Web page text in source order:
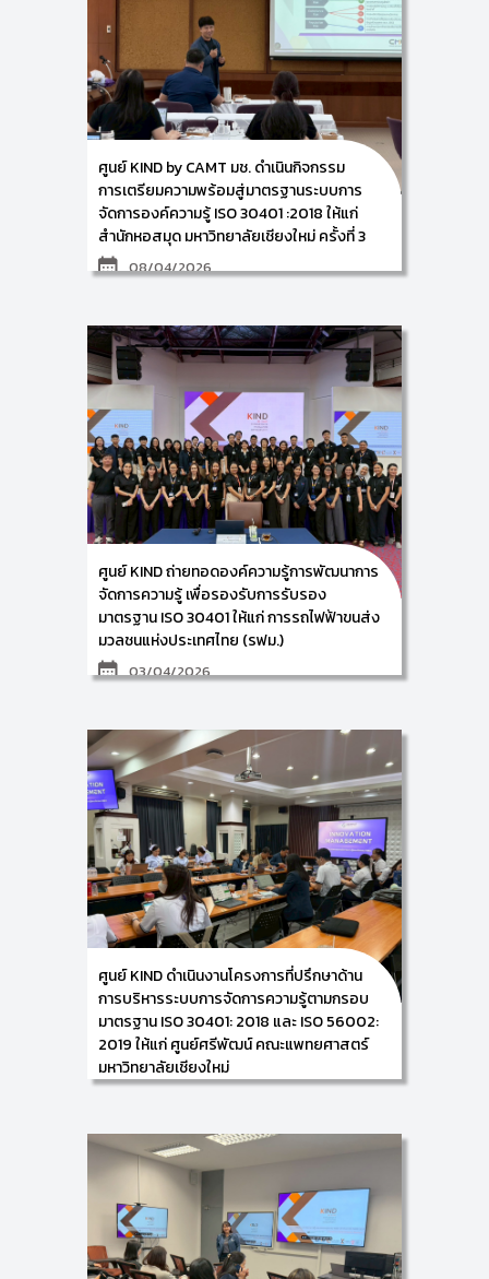
ศูนย์ KIND by CAMT มช. ดำเนินกิจกรรม
การเตรียมความพร้อมสู่มาตรฐานระบบการ
จัดการองค์ความรู้ ISO 30401 :2018 ให้แก่
สำนักหอสมุด มหาวิทยาลัยเชียงใหม่ ครั้งที่ 3
08/04/2026
วิทยาลัยศิลปะ สื่อ และเทคโนโลยี มหาวิทยาลัยเชียงใหม่ นำ
โดยผู้ช่วยศาสตราจารย์ ดร.จิรพัฒน์
วานิชวัฒนโกศล และคณะทำงาน ดำเนินกิจกรรมการเตรี
ยมความพร้อมสู่มาตรฐานระบบการจัดการองค์ความรู้ ISO
30401 :2018 ภายใต้โครงการพัฒนากระบวนการจัดการ
องค์ความรู้ของสำนักหอสมุดสู่มาตรฐานสากล ให้แก่ ผู้
บริหารและบุคลากรตัวแทนจากส่วนงานที่ร่วมขับเคลื่อนการ
จัดการความรู้ของสำนักหอสมุด มหาวิทยาลัยเชียงใหม่ ณ
ห้องประชุม 1 ชั้น 5 สำนักหอสมุด มหาวิทยาลัยเชียงใหม่ ใน
วันพุธที่ 8 เมษายน 2569 ซึ่งการจัดกิจกรรมครั้งนี้ จะ
เป็นการฝึกอบรมเชิงปฏิบัติการ ในหัวข้อเรื่อง การวิเคราะห์
องค์กรและการวิเคราะห์ความเสี่ยงขององค์กร (ครั้งที่ 2)
เป็นการวิเคราะห์ความเสี่ยงขององค์กร และแผนปฏิบัติงาน
ด้านการจัดการความรู้ (KM Action Plan) โดยมีผู้ร่วม
กิจกรรมจำนวน 20 ท่าน
ศูนย์ KIND ถ่ายทอดองค์ความรู้การพัฒนาการ
จัดการความรู้ เพื่อรองรับการรับรอง
มาตรฐาน ISO 30401 ให้แก่ การรถไฟฟ้าขนส่ง
มวลชนแห่งประเทศไทย (รฟม.)
03/04/2026
สื่อ และเทคโนโลยี มหาวิทยาลัยเชียงใหม่ นำโดยผู้ช่วย
ศาสตราจารย์ ดร.อัจฉรา คำอักษร ผู้ปฏิบัติหน้าที่ช่วย
คณบดี ด้านการพัฒนาองค์ความรู้และนวัตกรรม/ หัวหน้า
ศูนย์การพัฒนาองค์ความรู้และนวัตกรรม (Knowledge
and Innovation Development: KIND) พร้อมด้วยคณะ
ทำงาน ดำเนินการจัดอบรมเชิงปฏิบัติการ
ภายใต้โครงการการพัฒนาการจัดการความรู้เพื่อรองรับ
การรับรองมาตรฐาน ISO 30401 ให้แก่ ผู้บริหารและ
บุคลากรตัวแทนจากส่วนงานที่ร่วมขับเคลื่อนการจัดการ
ความรู้ของการรถไฟฟ้าขนส่งมวลชนแห่งประเทศไทย
ระหว่างวันที่ 2-3 เมษายน 2569 ณ การรถไฟฟ้าขนส่ง
มวลชนแห่งประเทศไทย (รฟม.) กรุงเทพมหานคร
ซึ่งการจัดกิจกรรมครั้งนี้ จะเป็นการฝึกอบรมเชิงปฏิบัติ
พร้อมก่อนการตรวจประเมินเพื่อขอคำรับรอง และการ
ตรวจประเมินภายในตามกรอบมาตรฐาน ISO 30401:
2018 โดยมีผู้ร่วมกิจกรรมจำนวน 37 ท่าน
ศูนย์ KIND ดำเนินงานโครงการที่ปรึกษาด้าน
การบริหารระบบการจัดการความรู้ตามกรอบ
มาตรฐาน ISO 30401: 2018 และ ISO 56002:
2019 ให้แก่ ศูนย์ศรีพัฒน์ คณะแพทยศาสตร์
มหาวิทยาลัยเชียงใหม่
ดร.อัจฉรา คำอักษร ผู้ปฏิบัติหน้าที่ช่วยคณบดีด้านการ
พัฒนาองค์ความรู้และนวัตกรรม/ หัวหน้าศูนย์การพัฒนา
องค์ความรู้และนวัตกรรม (Knowledge and Innovation
Development: KIND) พร้อมด้วยผู้ช่วยศาสตราจารย์
ดร.เฉลิมพล คงจิตต์ ผู้ช่วยศาสตราจารย์
ดร.อัครพล นิมมลรัตน์ และคณะทำงาน ดำเนินกิจกรรม
การตรวจประเมินภายในตามกรอบมาตรฐาน ISO 56002:
2019 และการตรวจประเมินภายในตามกรอบมาตรฐาน